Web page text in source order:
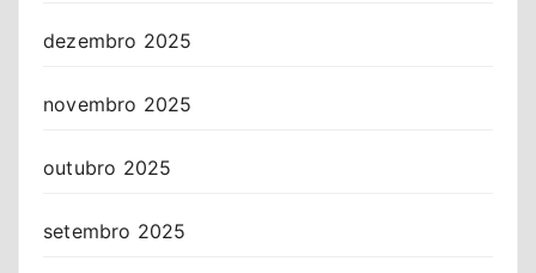
dezembro 2025
novembro 2025
outubro 2025
setembro 2025